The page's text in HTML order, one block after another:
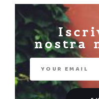
nostra